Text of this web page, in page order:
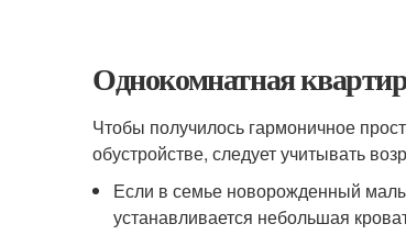
Однокомнатная
Чтобы получилось гармоничное
обустройстве, следует учитывать
Если в семье новорожденный
устанавливается небольшая